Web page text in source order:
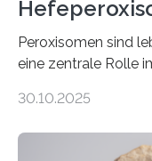
Peroxisomen sind
eine zentrale Rolle
erfüllen können,
der Ruhr-
30.10.2025